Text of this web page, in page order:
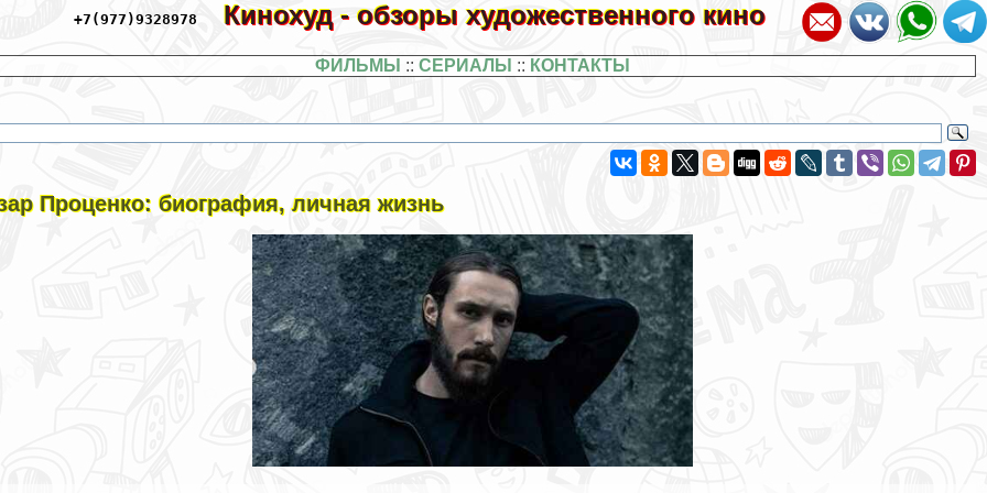
+7(977)9328978 Кинохуд - обзоры художественного кино
ФИЛЬМЫ ::СЕРИАЛЫ :: КОНТАКТЫ
Проценко: биография, личная жизнь